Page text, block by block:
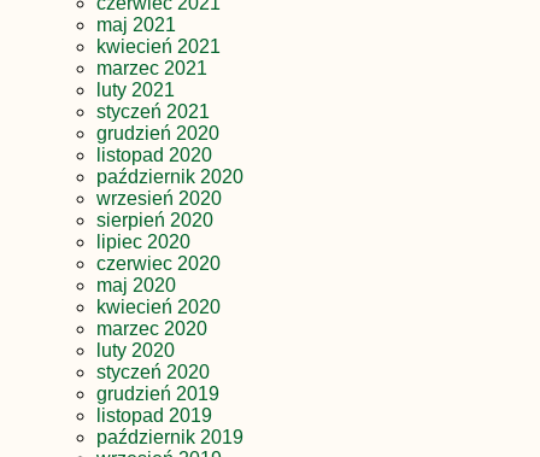
maj 2021
kwiecień 2021
marzec 2021
luty 2021
styczeń 2021
grudzień 2020
listopad 2020
październik 2020
wrzesień 2020
sierpień 2020
lipiec 2020
czerwiec 2020
maj 2020
kwiecień 2020
marzec 2020
luty 2020
styczeń 2020
grudzień 2019
listopad 2019
październik 2019